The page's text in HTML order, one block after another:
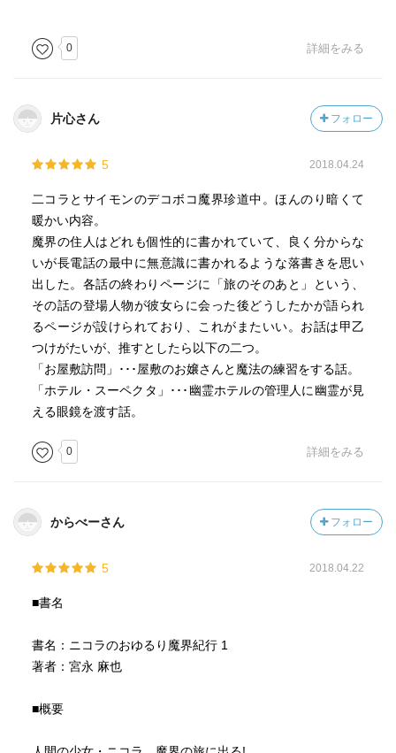
0 詳細をみる
片心さん フォロー
5 2018.04.24
二コラとサイモンのデコボコ魔界珍道中。ほんのり暗くて
暖かい内容。
魔界の住人はどれも個性的に書かれていて、良く分からな
いが長電話の最中に無意識に書かれるような落書きを思い
出した。各話の終わりページに「旅のそのあと」という、
その話の登場人物が彼女らに会った後どうしたかが語られ
るページが設けられており、これがまたいい。お話は甲乙
つけがたいが、推すとしたら以下の二つ。
「お屋敷訪問」･･･屋敷のお嬢さんと魔法の練習をする話。
「ホテル・スーペクタ」･･･幽霊ホテルの管理人に幽霊が見
える眼鏡を渡す話。
0 詳細をみる
からべーさん フォロー
5 2018.04.22
■書名
書名：ニコラのおゆるり魔界紀行 1
著者：宮永 麻也
■概要